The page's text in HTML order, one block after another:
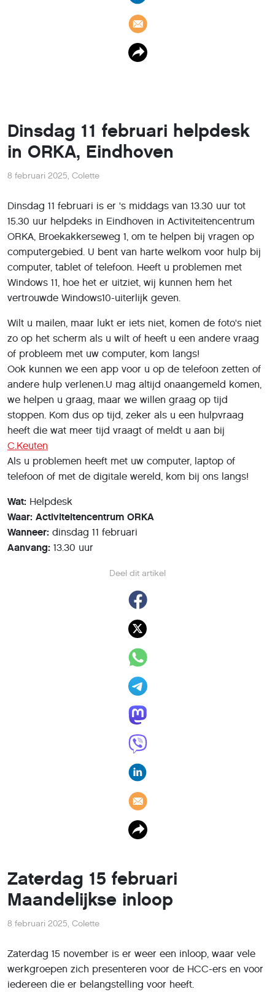
Dinsdag 11 februari helpdesk
in ORKA, Eindhoven
Deel dit artikel
8 februari 2025, Colette
Dinsdag 11 februari is er 's middags van 13.30 uur tot
15.30 uur helpdeks in Eindhoven in Activiteitencentrum
ORKA, Broekakkerseweg 1, om te helpen bij vragen op
computergebied. U bent van harte welkom voor hulp bij
computer, tablet of telefoon. Heeft u problemen met
Windows 11, hoe het er uitziet, wij kunnen hem het
vertrouwde Windows10-uiterlijk geven.
Wilt u mailen, maar lukt er iets niet, komen de foto's niet
zo op het scherm als u wilt of heeft u een andere vraag
of probleem met uw computer, kom langs!
Ook kunnen we een app voor u op de telefoon zetten of
andere hulp verlenen.U mag altijd onaangemeld komen,
we helpen u graag, maar we willen graag op tijd
stoppen. Kom dus op tijd, zeker als u een hulpvraag
heeft die wat meer tijd vraagt of meldt u aan bij
C.Keuten
Als u problemen heeft met uw computer, laptop of
telefoon of met de digitale wereld, kom bij ons langs!
Wat: Helpdesk
Waar: Activiteitencentrum ORKA
Wanneer: dinsdag 11 februari
Aanvang: 13.30 uur
Zaterdag 15 februari
Maandelijkse inloop
8 februari 2025, Colette
Zaterdag 15 november is er weer een inloop, waar vele
werkgroepen zich presenteren voor de HCC-ers en voor
iedereen die er belangstelling voor heeft.